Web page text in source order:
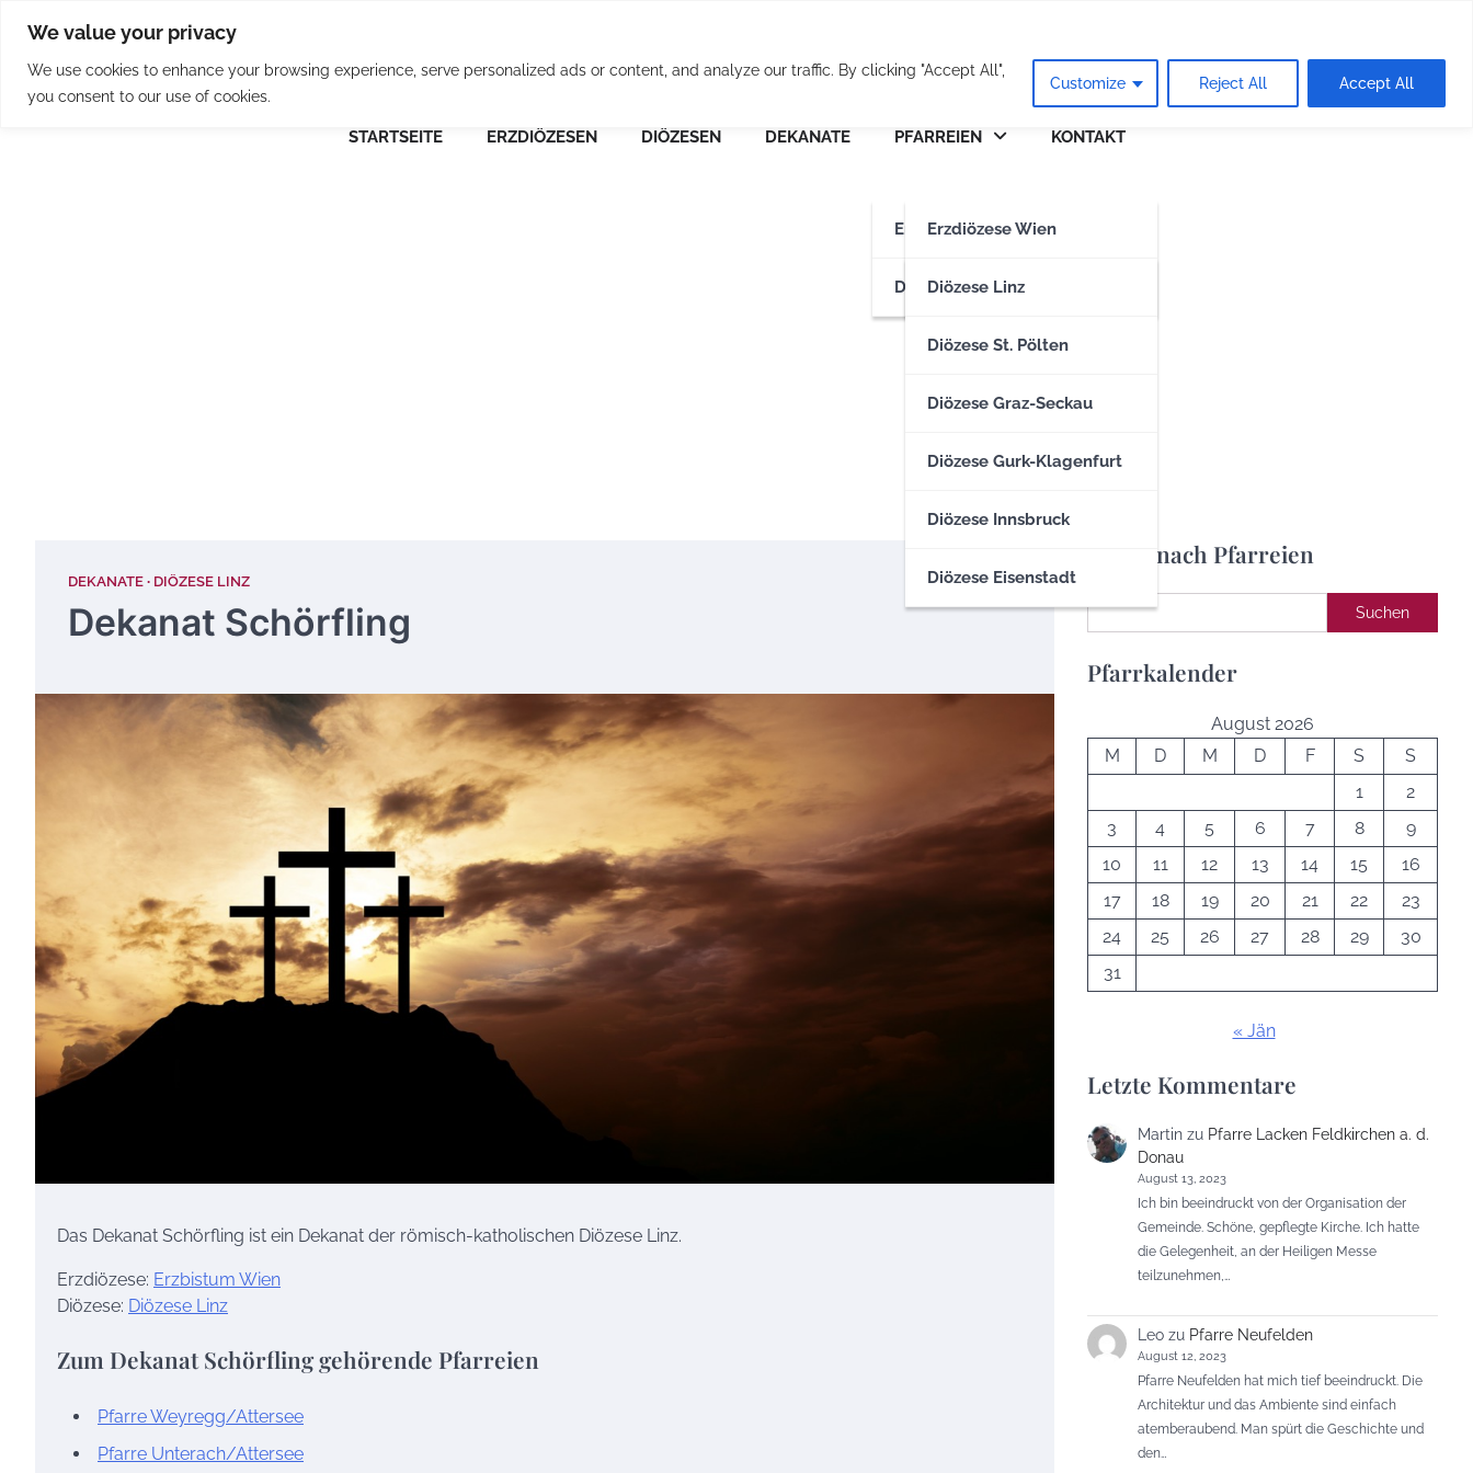
We value your privacy
We use cookies to enhance your browsing experience, serve personalized ads or content, and analyze our traffic. By clicking "Accept All",
you consent to our use of cookies.
Customize Reject All Accept All
content
Osterreichische Pfarreie
STARTSEITE ERZDIÖZESEN DIÖZESEN DEKANATE PFARREIEN
Erzdiözesen
Erzdiözese Wien
Erzdiözese Salzburg
DiözesenDiözese Linz
Diözese St. Pölten
Diözese Graz-Seckau
Diözese Gurk-Klagenfurt
Diözese Innsbruck
Diözese Eisenstadt
KONTAKT
DEKANATE DIÖZESE LINZ
Dekanat Schörfling
Das Dekanat Schörfling ist ein Dekanat der römisch-katholischen Diözese Linz.
Erzdiözese: Erzbistum Wien
Diözese: Diözese Linz
Zum Dekanat Schörfling gehörende Pfarreien
Pfarre Weyregg/Attersee
Pfarre Unterach/Attersee
Suche nach Pfarreien
Suchen Suchen
Pfarrkalender
August 2026
M
D M D F S
S
1
2
3
4 5 6 7 8
9
10
11 12 13 14 15
16
17
18 19 20 21 22
23
24
25 26 27 28 29
30
31
« Jän
Letzte Kommentare
Martin zu Pfarre Lacken Feldkirchen a. d.
Donau
August 13, 2023
Ich bin beeindruckt von der Organisation der
Gemeinde. Schöne, gepflegte Kirche. Ich hatte
die Gelegenheit, an der Heiligen Messe
teilzunehmen,…
Leo zu Pfarre Neufelden
August 12, 2023
Pfarre Neufelden hat mich tief beeindruckt. Die
Architektur und das Ambiente sind einfach
atemberaubend. Man spürt die Geschichte und
den…